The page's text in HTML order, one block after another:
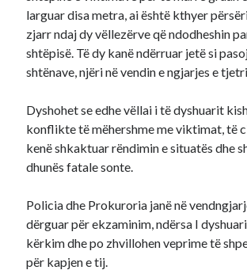
larguar disa metra, ai është kthyer
zjarr ndaj dy vëllezërve që ndodheshin
shtëpisë. Të dy kanë ndërruar jetë si
shtënave, njëri në vendin e ngjarjes e
Dyshohet se edhe vëllai i të dyshuarit
konflikte të mëhershme me viktimat, të
kenë shkaktuar rëndimin e situatës dhe
dhunës fatale sonte.
Policia dhe Prokuroria janë në
dërguar për ekzaminim, ndërsa I
kërkim dhe po zhvillohen veprime të
për kapjen e tij.